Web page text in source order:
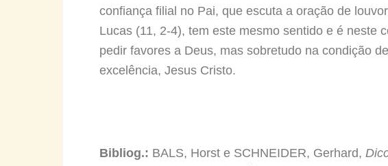
confiança filial no Pai, que escuta a oração de
Lucas (11, 2-4), tem este mesmo sentido e é neste
pedir favores a Deus, mas sobretudo na condição
excelência, Jesus Cristo.
Bibliog.: BALS, Horst e SCHNEIDER, Gerhard,